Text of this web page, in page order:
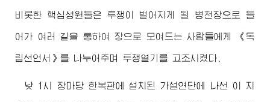
비롯한 핵심성원들은 투쟁이 벌어지게 될 병천장으로 들
어가 여러 길을 통하여 장으로 모여드는 사람들에게 《독
립선언서》를 나누어주며 투쟁열기를 고조시켰다.
낮 1시 장마당 한복판에 설치된 가설연단에 나선 이 지